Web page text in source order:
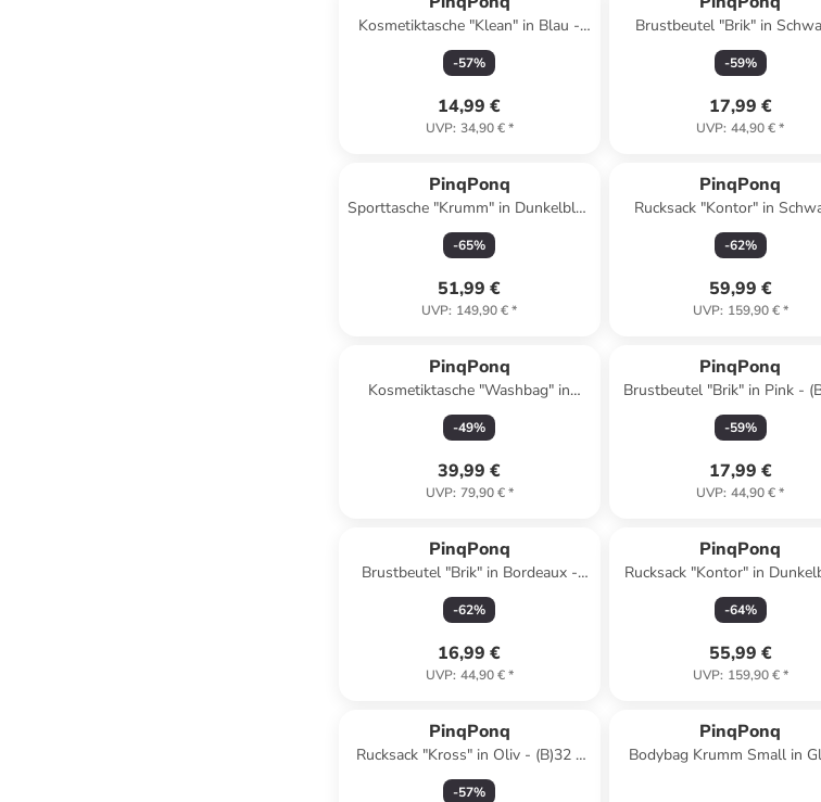
Kosmetiktasche "Klean" in Blau -
(B)17 x (H)27 x (T)1 cm
-57%
14,99 €
UVP: 34,90 €*
Brustbeutel "Brik" in
(B)42 x (H)18 x (T)9 cm
-59%
17,99 €
UVP: 44,90 €*
PinqPonq
Sporttasche "Krumm" in Dunkelblau
- (B)43 x (H)35 x (T)16,5 cm
-65%
51,99 €
UVP: 149,90 €*
PinqPonq
Rucksack "Kontor" in
(B)29 x (H)47 x (T)13 cm
-62%
59,99 €
UVP: 159,90 €*
PinqPonq
Kosmetiktasche "Washbag" in
Schwarz - (B)23 x (H)15 x (T)12 cm
-49%
39,99 €
UVP: 79,90 €*
PinqPonq
Brustbeutel "Brik" in Pink -
(H)18 x (T)9 cm
-59%
17,99 €
UVP: 44,90 €*
PinqPonq
Brustbeutel "Brik" in Bordeaux -
(B)42 x (H)18 x (T)9 cm
-62%
16,99 €
UVP: 44,90 €*
PinqPonq
Rucksack "Kontor" in
(B)29 x (H)47 x (T)13 cm
-64%
55,99 €
UVP: 159,90 €*
PinqPonq
Rucksack "Kross" in Oliv - (B)32 x
(H)44 x (T)22 cm
-57%
PinqPonq
Bodybag Krumm Small in